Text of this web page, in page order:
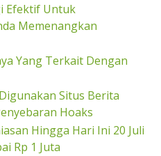
Efektif Untuk
Memenangkan
Yang Terkait Dengan
Situs Berita
Hoaks
Hingga Hari Ini 20 Juli
Rp 1 Juta